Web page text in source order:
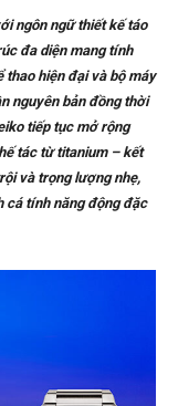
ngôn ngữ thiết kế táo
đa diện mang tính
thao hiện đại và bộ máy
nguyên bản đồng thời
tiếp tục mở rộng
tác từ titanium – kết
và trọng lượng nhẹ,
cá tính năng động đặc